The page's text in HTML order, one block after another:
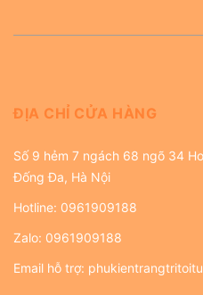
ĐỊA CHỈ CỬA HÀNG
Số 9 hẻm 7 ngách 68 ngõ 34
Đống Đa, Hà Nội
Hotline: 0961909188
Zalo: 0961909188
Email hỗ trợ: